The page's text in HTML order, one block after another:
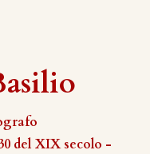
del XIX secolo -